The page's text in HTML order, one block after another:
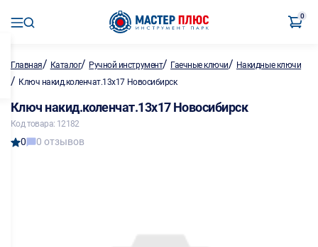
0
Главная/ Каталог/ Ручной инструмент/ Гаечные ключи/ Накидные ключи
/ Ключ накид.коленчат.13х17 Новосибирск
Ключ накид.коленчат.13х17 Новосибирск
Код товара: 12182
0 0 отзывов